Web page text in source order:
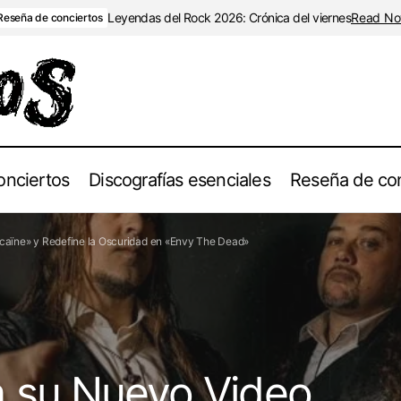
de conciertos Leyendas del Rock 2026: Crónica del viernesRead
Discografías esenciales Reseña de
Desata su Nuevo Video para «Prosperity By Cocaïne» y
en «Envy The Dead»
y Redefine la Oscuridad en «Envy The Dead»